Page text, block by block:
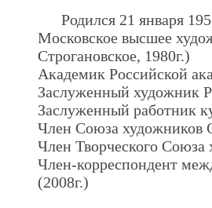
Родился 21 января
Московское высшее
Строгановское, 1980г.)
Академик Российской
Заслуженный художник
Заслуженный работник
Член Союза художников
Член Творческого Союза
Член-корреспондент
(2008г.)